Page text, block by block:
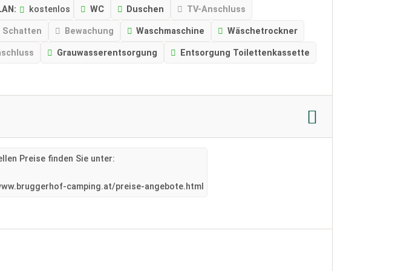
kostenlos WC Duschen TV-Anschluss
Schatten Bewachung Waschmaschine Wäschetrockner
Grauwasserentsorgung Entsorgung Toilettenkassette
Preise finden Sie unter:
camping.at/preise-angebote.html